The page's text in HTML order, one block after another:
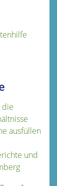
die
ausfüllen
und